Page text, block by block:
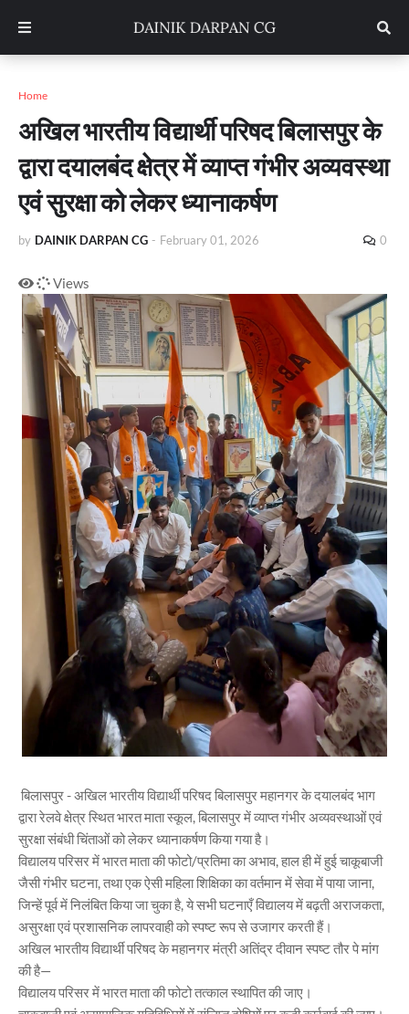
Home
अखिल भारतीय विद्यार्थी परिषद बिलासपुर के
द्वारा दयालबंद क्षेत्र में व्याप्त गंभीर अव्यवस्था
एवं सुरक्षा को लेकर ध्यानाकर्षण
by DAINIK DARPAN CG - February 01, 2026 0
Views
बिलासपुर - अखिल भारतीय विद्यार्थी परिषद बिलासपुर महानगर के दयालबंद भाग
द्वारा रेलवे क्षेत्र स्थित भारत माता स्कूल, बिलासपुर में व्याप्त गंभीर अव्यवस्थाओं एवं
सुरक्षा संबंधी चिंताओं को लेकर ध्यानाकर्षण किया गया है।
विद्यालय परिसर में भारत माता की फोटो/प्रतिमा का अभाव, हाल ही में हुई चाकूबाजी
जैसी गंभीर घटना, तथा एक ऐसी महिला शिक्षिका का वर्तमान में सेवा में पाया जाना,
जिन्हें पूर्व में निलंबित किया जा चुका है, ये सभी घटनाएँ विद्यालय में बढ़ती अराजकता,
असुरक्षा एवं प्रशासनिक लापरवाही को स्पष्ट रूप से उजागर करती हैं।
अखिल भारतीय विद्यार्थी परिषद के महानगर मंत्री अतिंद्र दीवान स्पष्ट तौर पे मांग
की है—
विद्यालय परिसर में भारत माता की फोटो तत्काल स्थापित की जाए।